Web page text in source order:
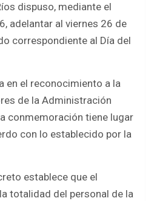
dispuso, mediante el
adelantar al viernes 26 de
correspondiente al Día del
en el reconocimiento a la
de la Administración
conmemoración tiene lugar
con lo establecido por la
establece que el
totalidad del personal de la